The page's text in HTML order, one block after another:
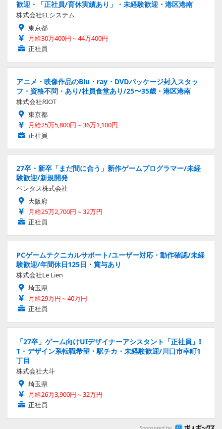
歓迎・「正社員/育休実績あり」・未経験歓迎・港区港南
株式会社ELシステム
東京都
月給30万400円～44万400円
正社員
アニメ・映像作品のBlu・ray・DVDパッケージ封入スタッ
フ・資格不問・あり/社員食堂あり/25〜35歳・港区港南
株式会社RIOT
東京都
月給25万5,800円～36万1,100円
正社員
27卒・新卒「まだ間に合う」新作ゲームプログラマー/未経
験歓迎/新規開発
ベンタス株式会社
大阪府
月給25万2,700円～32万円
正社員
PCゲームテクニカルサポート/ユーザー対応・動作確認/未経
験歓迎/年間休日125日・賞与あり
株式会社Le Lien
埼玉県
月給29万円～40万円
正社員
「27卒」ゲーム向けUIデザイナーアシスタント「正社員」I
T・デザイン系転職希望・駅チカ・未経験歓迎/川口市幸町1
丁目
株式会社大斗
埼玉県
月給26万3,900円～32万円
正社員